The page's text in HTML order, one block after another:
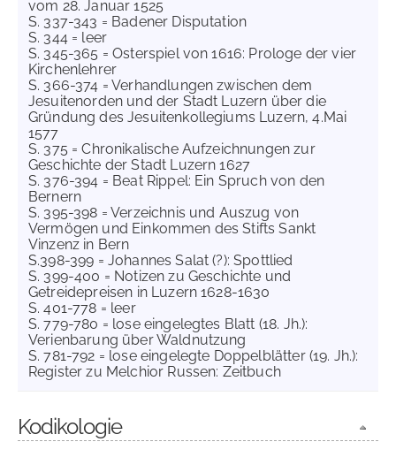
vom 28. Januar 1525
S. 337-343 = Badener Disputation
S. 344 = leer
S. 345-365 = Osterspiel von 1616: Prologe der vier
Kirchenlehrer
S. 366-374 = Verhandlungen zwischen dem
Jesuitenorden und der Stadt Luzern über die
Gründung des Jesuitenkollegiums Luzern, 4.Mai
1577
S. 375 = Chronikalische Aufzeichnungen zur
Geschichte der Stadt Luzern 1627
S. 376-394 = Beat Rippel: Ein Spruch von den
Bernern
S. 395-398 = Verzeichnis und Auszug von
Vermögen und Einkommen des Stifts Sankt
Vinzenz in Bern
S.398-399 = Johannes Salat (?): Spottlied
S. 399-400 = Notizen zu Geschichte und
Getreidepreisen in Luzern 1628-1630
S. 401-778 = leer
S. 779-780 = lose eingelegtes Blatt (18. Jh.):
Verienbarung über Waldnutzung
S. 781-792 = lose eingelegte Doppelblätter (19. Jh.):
Register zu Melchior Russen: Zeitbuch
Kodikologie